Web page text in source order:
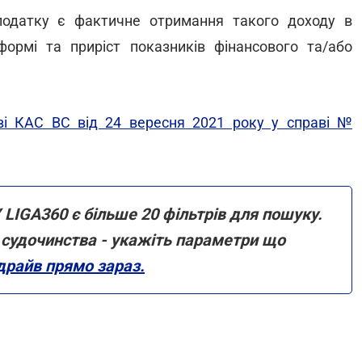
є фактичне отримання такого доходу в
та приріст показників фінансового та/або
КАС ВС від 24 вересня 2021 року у справі №
є більше 20 фільтрів для пошуку.
судочинства - укажіть параметри що
прямо зараз.